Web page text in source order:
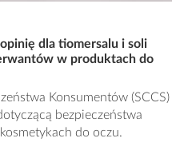
dla tiomersalu i soli
w produktach do
Konsumentów (SCCS)
bezpieczeństwa
do oczu.